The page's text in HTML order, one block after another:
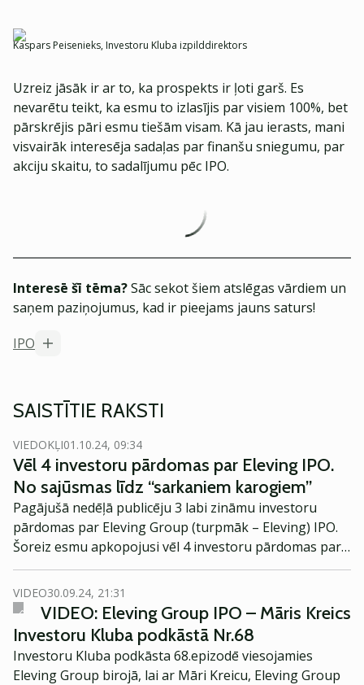
Kaspars Peisenieks, Investoru Kluba izpilddirektors
Uzreiz jāsāk ir ar to, ka prospekts ir ļoti garš. Es
nevarētu teikt, ka esmu to izlasījis par visiem 100%, bet
pārskrējis pāri esmu tiešām visam. Kā jau ierasts, mani
visvairāk interesēja sadaļas par finanšu sniegumu, par
akciju skaitu, to sadalījumu pēc IPO.
Interesē šī tēma?Sāc sekot šiem atslēgas vārdiem un
saņem paziņojumus, kad ir pieejams jauns saturs!
IPO
SAISTĪTIE RAKSTI
VIEDOKĻI01.10.24, 09:34
Vēl 4 investoru pārdomas par Eleving IPO.
No sajūsmas līdz “sarkaniem karogiem”
Pagājušā nedēļā publicēju 3 labi zināmu investoru
pārdomas par Eleving Group (turpmāk – Eleving) IPO.
Šoreiz esmu apkopojusi vēl 4 investoru pārdomas par
šo pašu tēmu. Jautāju viņu vērtējumu par šo IPO, kā arī
par vispārējo investoru noskaņojumu šobrīd.
VIDEO30.09.24, 21:31
VIDEO: Eleving Group IPO – Māris Kreics
Investoru Kluba podkāstā Nr.68
Investoru Kluba podkāsta 68.epizodē viesojamies
Eleving Group birojā, lai ar Māri Kreicu, Eleving Group